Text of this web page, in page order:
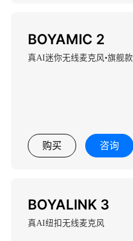
BOYAMIC 2
真AI迷你无线麦克风•旗舰款
购买 咨询
BOYALINK 3
真AI纽扣无线麦克风